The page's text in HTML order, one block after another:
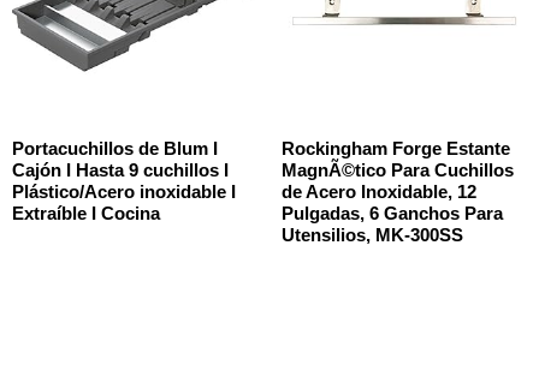
Portacuchillos de Blum I
Cajón I Hasta 9 cuchillos I
Plástico/Acero inoxidable I
Extraíble I Cocina
Rockingham Forge Estante
MagnÃ©tico Para Cuchillos
de Acero Inoxidable, 12
Pulgadas, 6 Ganchos Para
Utensilios, MK-300SS